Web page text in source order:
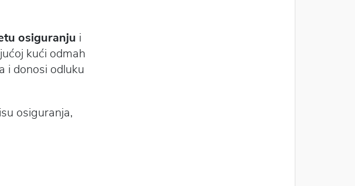
osiguranju i
kući odmah
i donosi odluku
osiguranja,